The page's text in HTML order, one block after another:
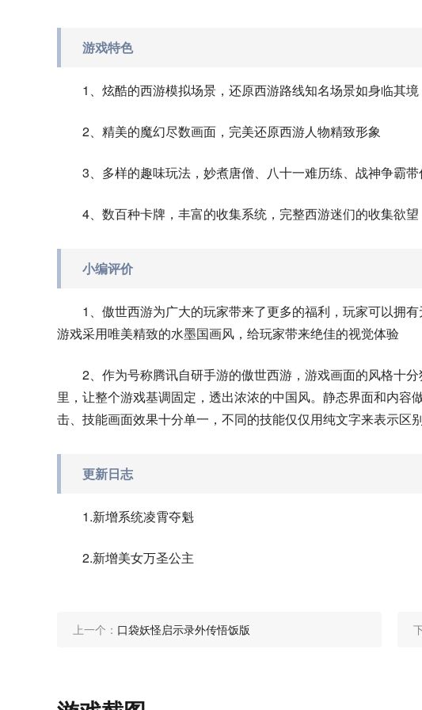
游戏特色
1、炫酷的西游模拟场景，还原西游路线知名场景如身临其境
2、精美的魔幻尽数画面，完美还原西游人物精致形象
3、多样的趣味玩法，妙煮唐僧、八十一难历练、战神争霸
4、数百种卡牌，丰富的收集系统，完整西游迷们的收集欲
小编评价
1、傲世西游为广大的玩家带来了更多的福利，玩家可以拥
游戏采用唯美精致的水墨国画风，给玩家带来绝佳的视觉体验
2、作为号称腾讯自研手游的傲世西游，游戏画面的风格十
里，让整个游戏基调固定，透出浓浓的中国风。静态界面和内
击、技能画面效果十分单一，不同的技能仅仅用纯文字来表示区
更新日志
1.新增系统凌霄夺魁
2.新增美女万圣公主
上一个： 口袋妖怪启示录外传悟饭版